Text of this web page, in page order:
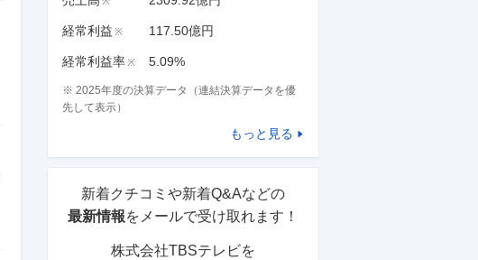
経常利益 ※ 117.50億円
経常利益率※ 5.09%
※ 2025年度の決算データ（連結決算データを優
先して表示）
もっと見る
新着クチコミや新着Q&Aなどの
最新情報をメールで受け取れます！
株式会社TBSテレビを